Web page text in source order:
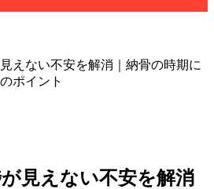
えない不安を解消｜納骨の時期に
ポイント
見えない不安を解消